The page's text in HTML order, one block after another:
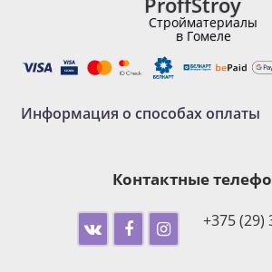
Стройматериалы
в Гомеле
Информация о способах оплаты
Контактные
+375 (29)